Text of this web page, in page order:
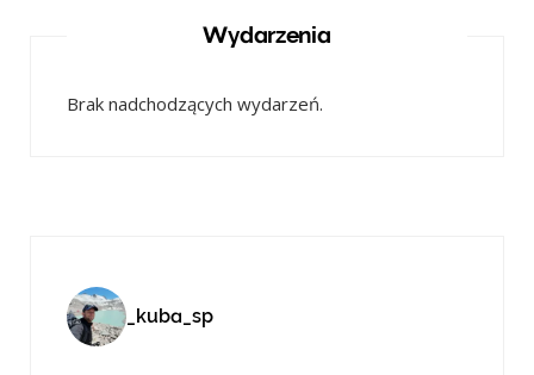
Wydarzenia
Brak nadchodzących wydarzeń.
_kuba_sp